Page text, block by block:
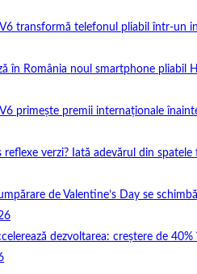
transformă telefonul pliabil într-un
în România noul smartphone pliabil
primește premii internaționale
reflexe verzi? Iată adevărul din
de Valentine’s Day se schimbă
dezvoltarea: creștere de